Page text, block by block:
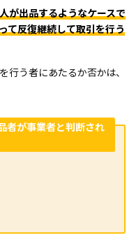
が出品するようなケースで
て反復継続して取引を行う
行う者にあたるか否かは、
者が事業者と判断され